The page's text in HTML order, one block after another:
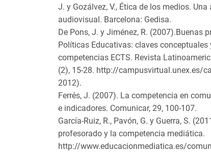
J. y Gozálvez, V., Ética de los medios.
audiovisual. Barcelona: Gedisa.
De Pons, J. y Jiménez, R. (2007).Buenas
Políticas Educativas: claves
competencias ECTS. Revista
(2), 15-28. http://campusvirtual.unex.es/
2012).
Ferrés, J. (2007). La competencia en
e indicadores. Comunicar, 29, 100-107.
García-Ruiz, R., Pavón, G. y Guerra, S.
profesorado y la competencia mediática.
http://www.educacionmediatica.es/